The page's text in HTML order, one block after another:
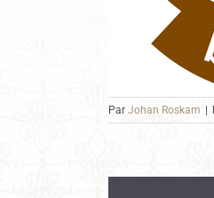
Par Johan Roskam